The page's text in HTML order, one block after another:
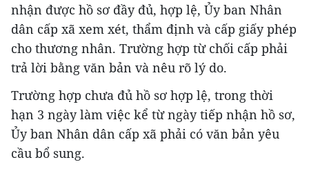
nhận được hồ sơ đầy đủ, hợp lệ, Ủy ban Nhân
dân cấp xã xem xét, thẩm định và cấp giấy phép
cho thương nhân. Trường hợp từ chối cấp phải
trả lời bằng văn bản và nêu rõ lý do.
Trường hợp chưa đủ hồ sơ hợp lệ, trong thời
hạn 3 ngày làm việc kể từ ngày tiếp nhận hồ sơ,
Ủy ban Nhân dân cấp xã phải có văn bản yêu
cầu bổ sung.